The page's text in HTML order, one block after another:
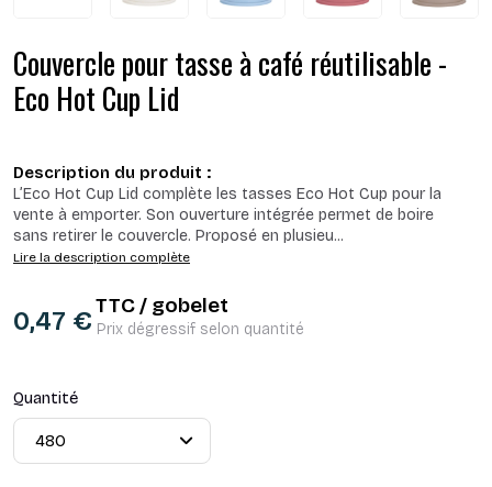
Couvercle pour tasse à café réutilisable -
Eco Hot Cup Lid
Description du produit :
L’Eco Hot Cup Lid complète les tasses Eco Hot Cup pour la
vente à emporter. Son ouverture intégrée permet de boire
sans retirer le couvercle. Proposé en plusieu...
Lire la description complète
0,47 €
TTC / gobelet
Prix dégressif selon quantité
Quantité